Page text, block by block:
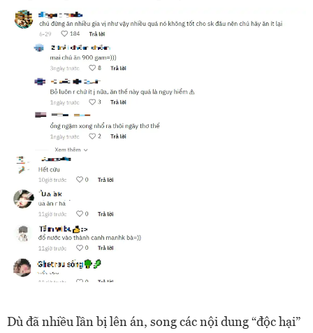
Dù đã nhiều lần bị lên án, song các nội dung “độc hại”